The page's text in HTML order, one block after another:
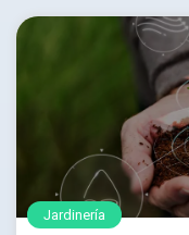
Jardinería